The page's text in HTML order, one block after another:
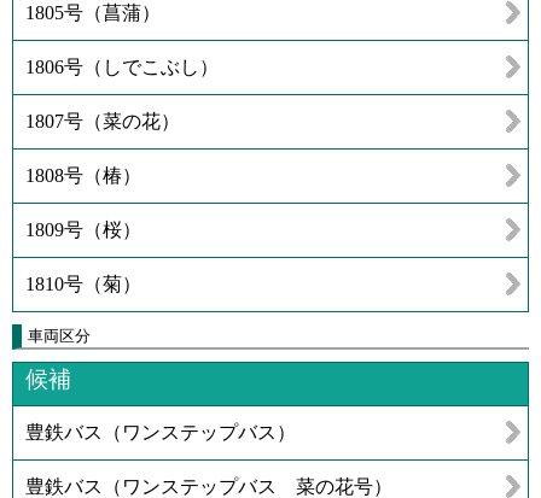
1805号（菖蒲）
1806号（しでこぶし）
1807号（菜の花）
1808号（椿）
1809号（桜）
1810号（菊）
車両区分
候補
豊鉄バス（ワンステップバス）
豊鉄バス（ワンステップバス 菜の花号）